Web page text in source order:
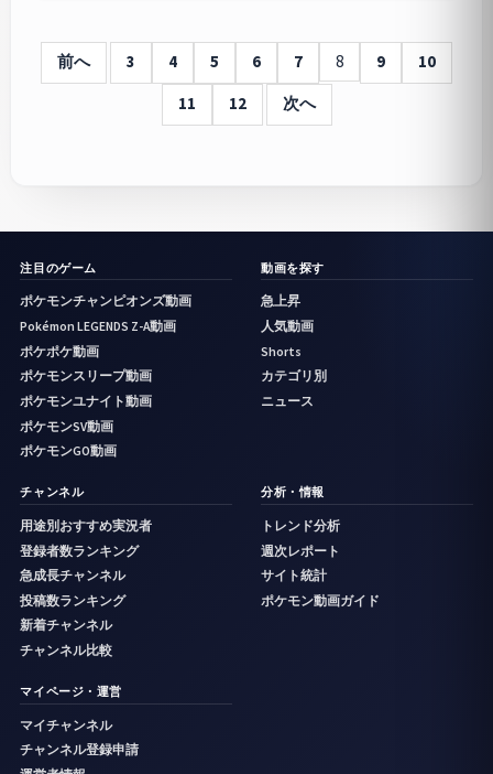
前へ 3 4 5 6 7 8 9
10
11
12 次へ
注目のゲーム
ポケモンチャンピオンズ動画
Pokémon LEGENDS Z-A動画
ポケポケ動画
ポケモンスリープ動画
ポケモンユナイト動画
ポケモンSV動画
ポケモンGO動画
動画を探す
急上昇
人気動画
Shorts
カテゴリ別
ニュース
チャンネル
用途別おすすめ実況者
登録者数ランキング
急成長チャンネル
投稿数ランキング
新着チャンネル
チャンネル比較
分析・情報
トレンド分析
週次レポート
サイト統計
ポケモン動画ガイド
マイページ・運営
マイチャンネル
チャンネル登録申請